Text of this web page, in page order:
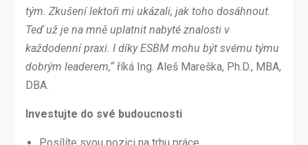
tým. Zkušení lektoři mi ukázali, jak toho dosáhnout.
Teď už je na mně uplatnit nabyté znalosti v
každodenní praxi. I díky ESBM mohu být svému týmu
dobrým leaderem,“ říká Ing. Aleš Mareška, Ph.D., MBA,
DBA.
Investujte do své budoucnosti
Posílíte svou pozici na trhu práce.